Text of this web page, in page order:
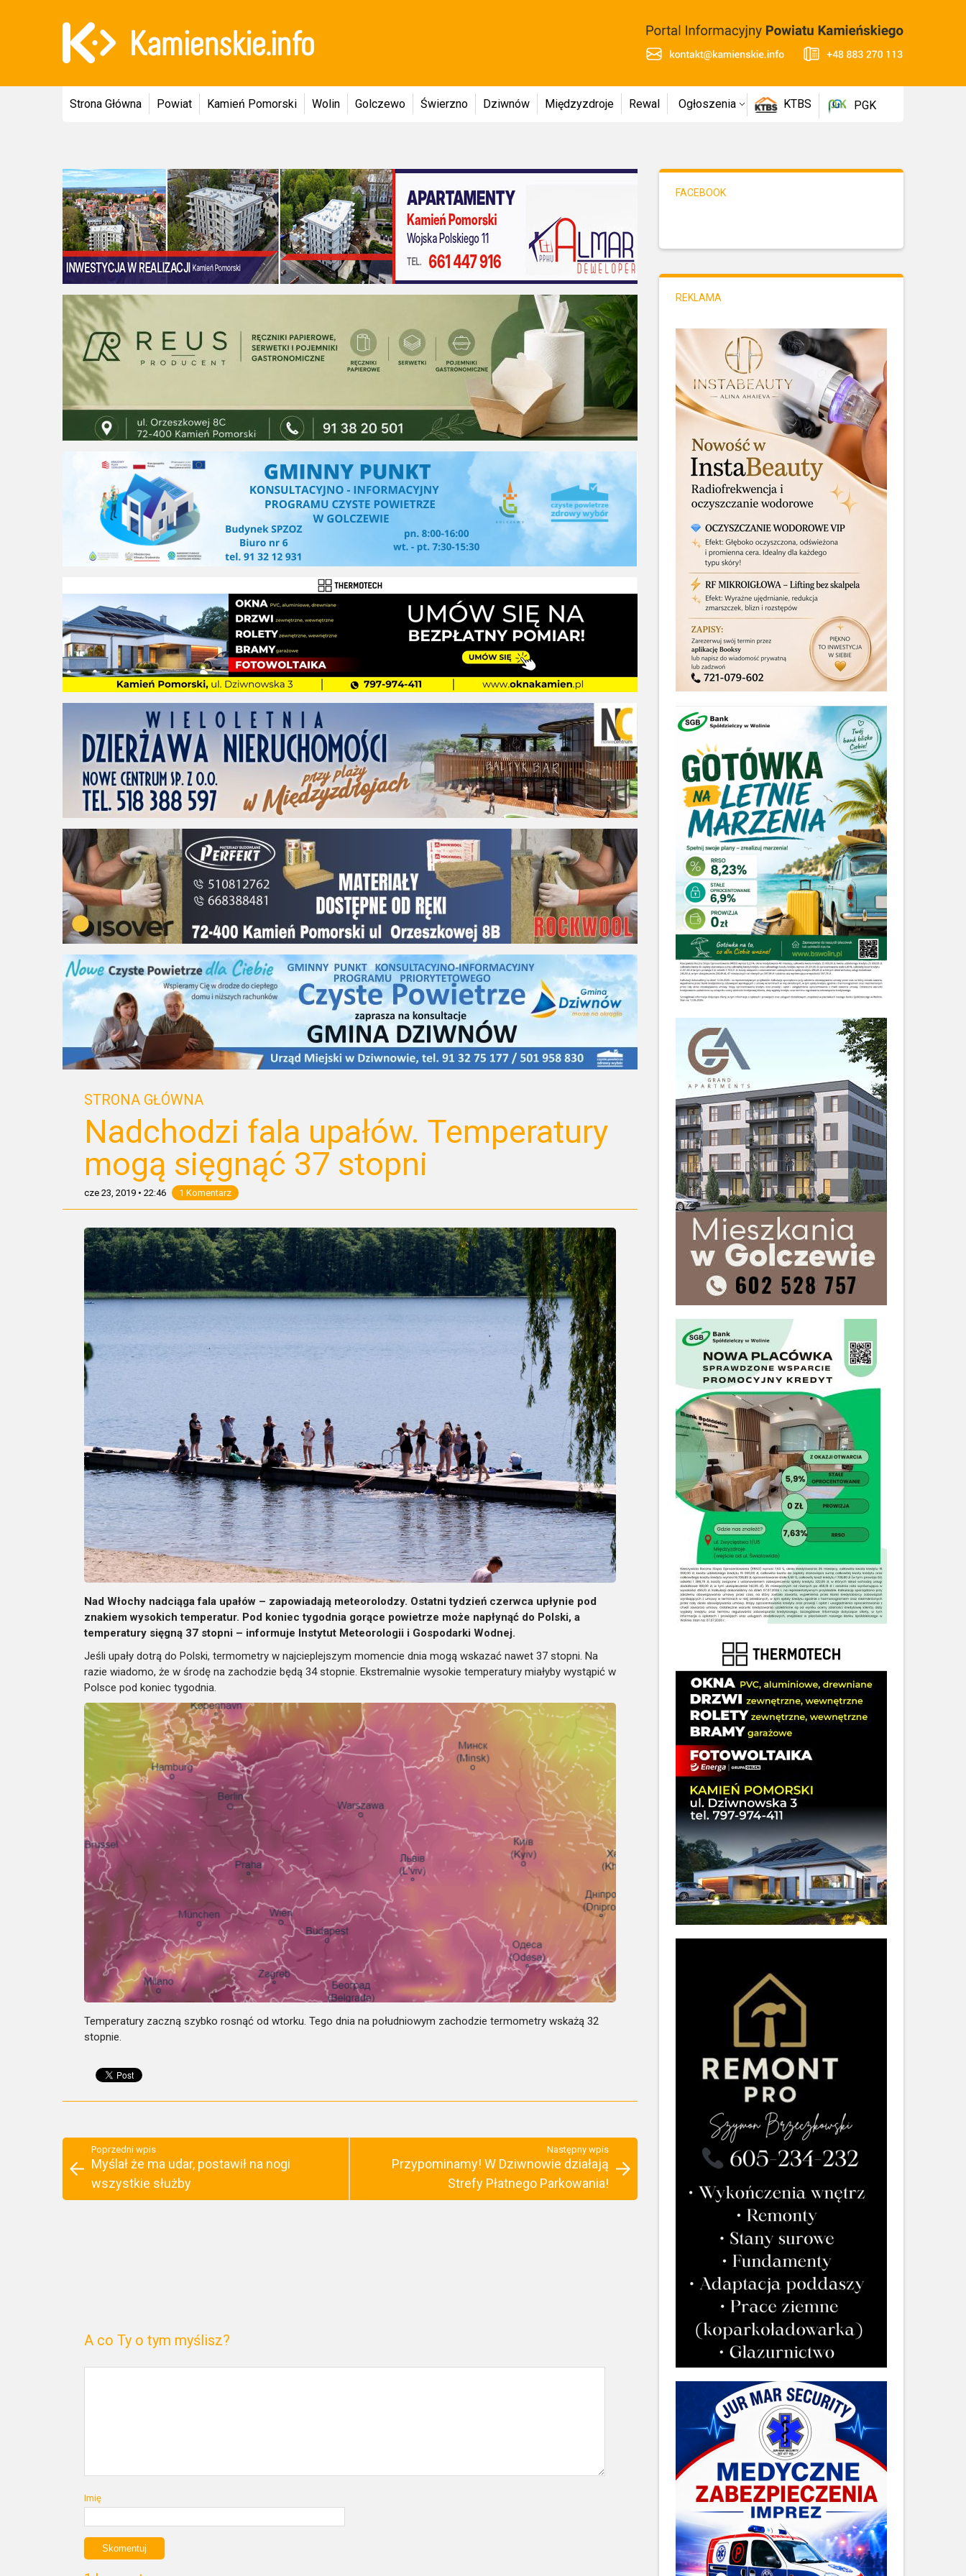
Strona Główna Powiat Kamień Pomorski Wolin Golczewo Świerzno Dziwnów Międzyzdroje Rewal Ogłoszenia KTBS PGK
STRONA GŁÓWNA
Nadchodzi fala upałów. Temperatury
mogą sięgnąć 37 stopni
cze 23, 2019 • 22:46 1 Komentarz
Nad Włochy nadciąga fala upałów – zapowiadają meteorolodzy. Ostatni tydzień czerwca upłynie pod
znakiem wysokich temperatur. Pod koniec tygodnia gorące powietrze może napłynąć do Polski, a
temperatury sięgną 37 stopni – informuje Instytut Meteorologii i Gospodarki Wodnej.
Jeśli upały dotrą do Polski, termometry w najcieplejszym momencie dnia mogą wskazać nawet 37 stopni. Na
razie wiadomo, że w środę na zachodzie będą 34 stopnie. Ekstremalnie wysokie temperatury miałyby wystąpić w
Polsce pod koniec tygodnia.
Temperatury zaczną szybko rosnąć od wtorku. Tego dnia na południowym zachodzie termometry wskażą 32
stopnie.
Poprzedni wpis
Myślał że ma udar, postawił na nogi
wszystkie służby
Następny wpis
Przypominamy! W Dziwnowie działają
Strefy Płatnego Parkowania!
A co Ty o tym myślisz?
Imię
FACEBOOK
REKLAMA